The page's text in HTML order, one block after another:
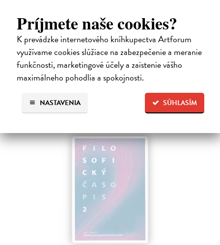
Príjmete naše cookies?
K prevádzke internetového kníhkupectva Artforum
využívame cookies slúžiace na zabezpečenie a meranie
funkčnosti, marketingové účely a zaistenie vášho
maximálneho pohodlia a spokojnosti.
SÚHLASÍM
NASTAVENIA
kolektív autorov| Časopis
OBSAH: Z. Parusniková: Jak správně filosofovat. K pojetí pravé
filosofie u Davida Huma A. Démuth: O hneve, alebo čo ponúka
Heideggerova filozofia afektivity G. Vičanová, P. Vaškovic:
Environmentální úzkost…
Na sklade